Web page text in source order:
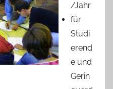
/Jahr
für
Studi
erend
e und
Gerin